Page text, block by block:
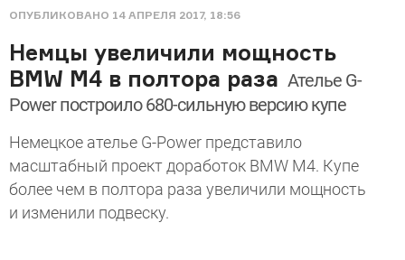
ОПУБЛИКОВАНО 14 АПРЕЛЯ 2017, 18:56
Немцы увеличили мощность
BMW M4 в полтора раза Ателье G-
Power построило 680-сильную версию купе
Немецкое ателье G-Power представило
масштабный проект доработок BMW M4. Купе
более чем в полтора раза увеличили мощность
и изменили подвеску.